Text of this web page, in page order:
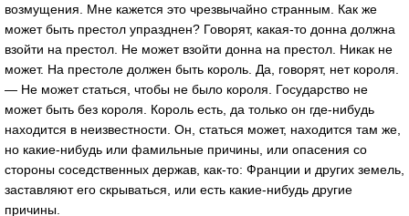
возмущения. Мне кажется это чрезвычайно странным. Как же
может быть престол упразднен? Говорят, какая-то донна должна
взойти на престол. Не может взойти донна на престол. Никак не
может. На престоле должен быть король. Да, говорят, нет короля.
— Не может статься, чтобы не было короля. Государство не
может быть без короля. Король есть, да только он где-нибудь
находится в неизвестности. Он, статься может, находится там же,
но какие-нибудь или фамильные причины, или опасения со
стороны соседственных держав, как-то: Франции и других земель,
заставляют его скрываться, или есть какие-нибудь другие
причины.